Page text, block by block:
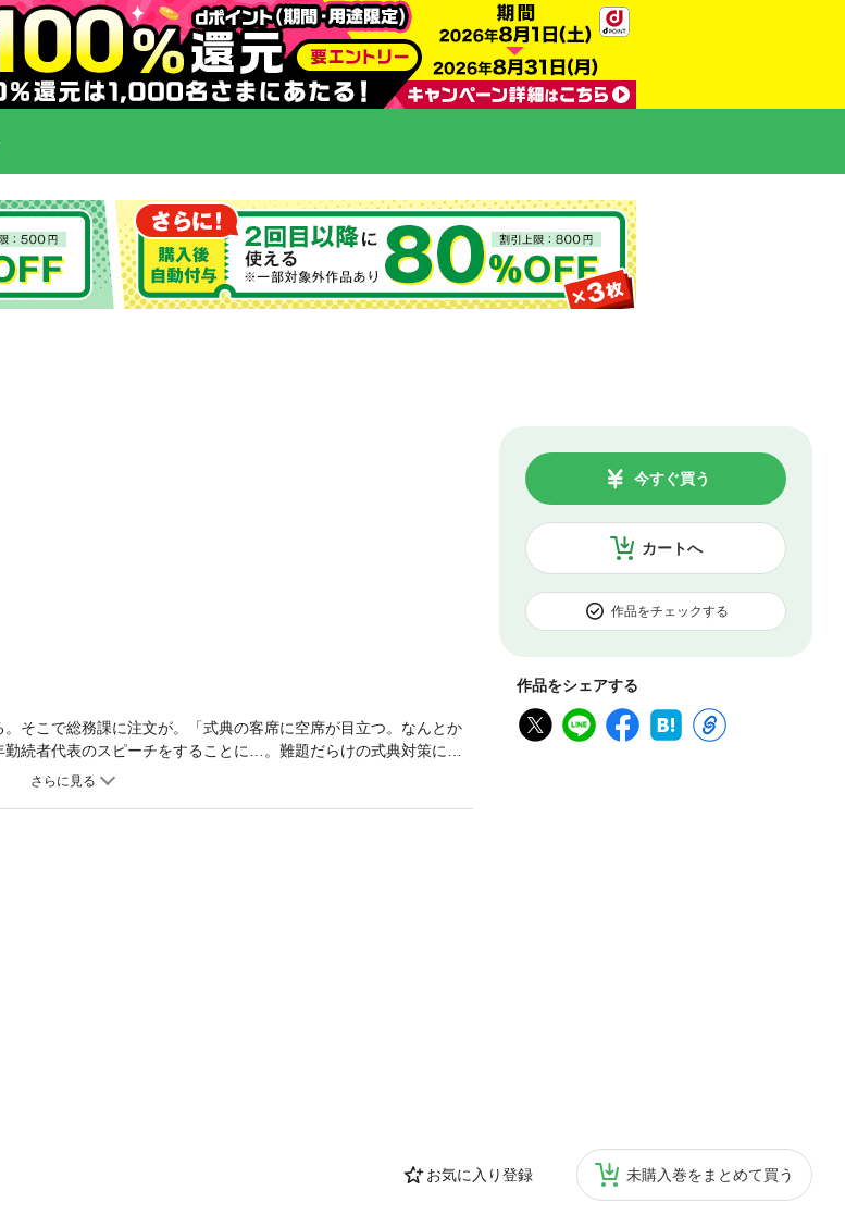
カートへ
今すぐ買う
作品をチェックする
作品をシェアする
お気に入り登録 未購入巻をまとめて買う
そこで総務課に注文が。「式典の客席に空席が目立つ。なんとか
続者代表のスピーチをすることに…。難題だらけの式典対策に、